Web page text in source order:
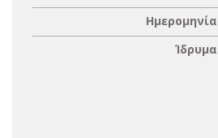
Ημερομηνία
Ίδρυμα